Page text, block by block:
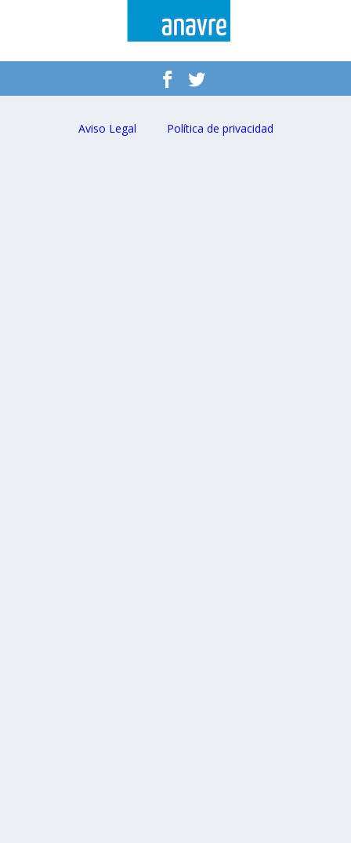
Aviso Legal Política de privacidad